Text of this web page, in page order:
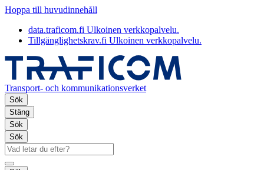
Hoppa till huvudinnehåll
data.traficom.fi Ulkoinen verkkopalvelu.
Tillgänglighetskrav.fi Ulkoinen verkkopalvelu.
Transport- och kommunikationsverket
Sök
Stäng
Sök
Sök